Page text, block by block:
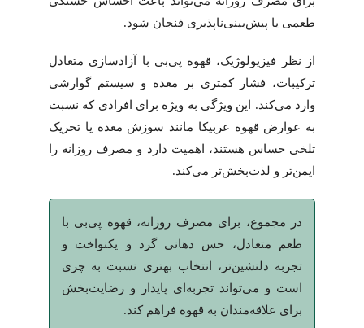
طعمی یا پیش‌بینی‌ناپذیری فنجان شود.
از نظر فیزیولوژیک، قهوه پی‌بی با آزادسازی متعادل
ترکیبات، فشار کمتری بر معده و سیستم گوارشی
وارد می‌کند. این ویژگی به ویژه برای افرادی که نسبت
به عوارض قهوه عربیکا مانند سوزش معده یا تحریک
تلخی حساس هستند، اهمیت دارد و مصرف روزانه را
ایمن‌تر و لذت‌بخش‌تر می‌کند.
در مجموع، برای مصرف روزانه، قهوه پی‌بی با
طعم متعادل، حس دهانی گرد و یکنواخت و
تجربه دلنشین‌تر، انتخاب بهتری نسبت به چری
است و می‌تواند تجربه‌ای پایدار و رضایت‌بخش
برای علاقه‌مندان به قهوه فراهم کند.